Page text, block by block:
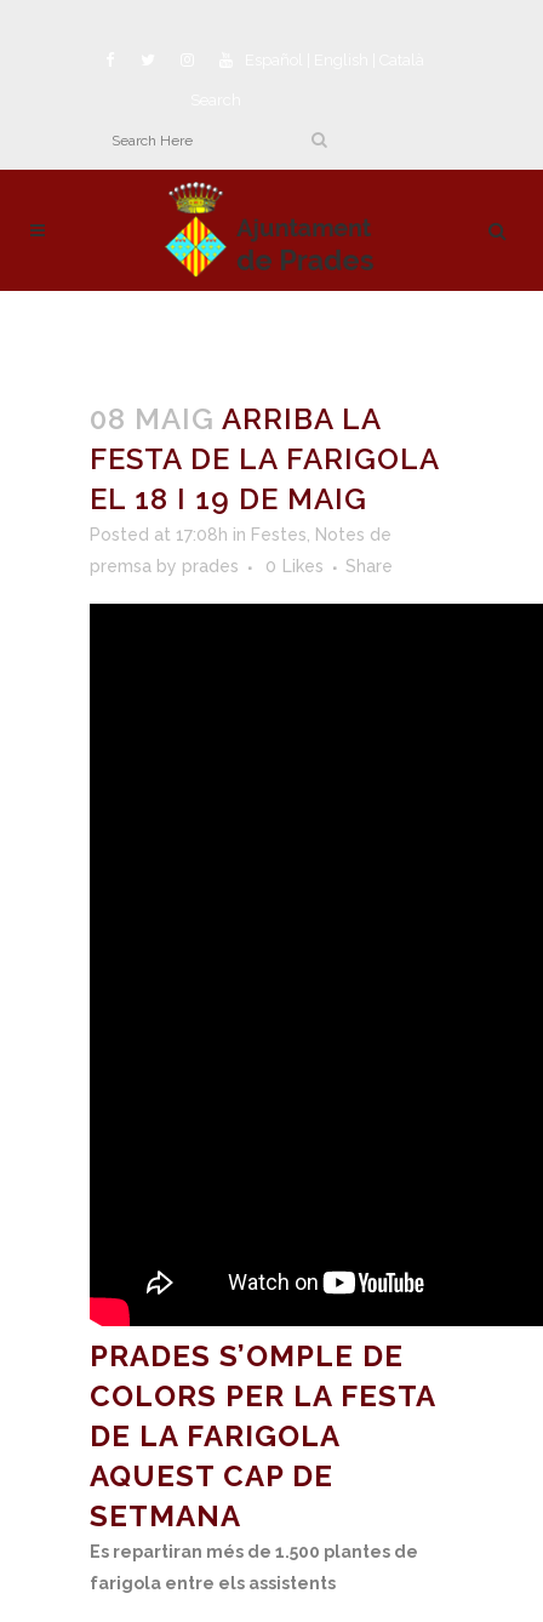
08 MAIG ARRIBA LA
FESTA DE LA FARIGOLA
EL 18 I 19 DE MAIG
Posted at 17:08h in Festes
Notes de
premsa by prades 0 Likes Share
PRADES S’OMPLE DE
COLORS PER LA FESTA
DE LA FARIGOLA
AQUEST CAP DE
SETMANA
Es repartiran més de 1.500 plantes de
farigola entre els assistents